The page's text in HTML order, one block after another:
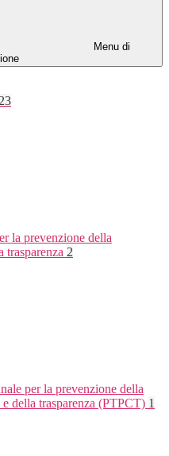
Menu di
la prevenzione della
trasparenza 2
per la prevenzione della
della trasparenza (PTPCT) 1